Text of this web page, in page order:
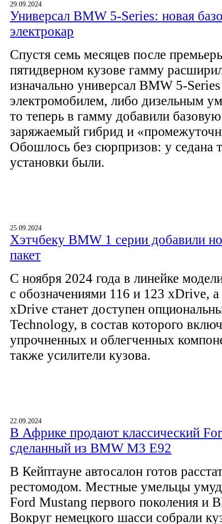
29.09.2024
Универсал BMW 5-Series: новая
электрокар
Спустя семь месяцев после
пятидверном кузове гамму
изначально универсал BMW 5-
электромобилем, либо дизельным
то теперь в гамму добавили
заряжаемый гибрид и
Обошлось без сюрпризов: у седана
установки были.
25.09.2024
Хэтчбеку BMW 1 серии добавили
пакет
С ноября 2024 года в линейке
с обозначениями 116 и 123 xDrive,
xDrive станет доступен
Technology, в состав которого
упрочненных и облегченных
также усилители кузова.
22.09.2024
В Африке продают классический
сделанный из BMW M3 E92
В Кейптауне автосалон готов
рестомодом. Местные умельцы
Ford Mustang первого поколения и
Вокруг немецкого шасси собрали